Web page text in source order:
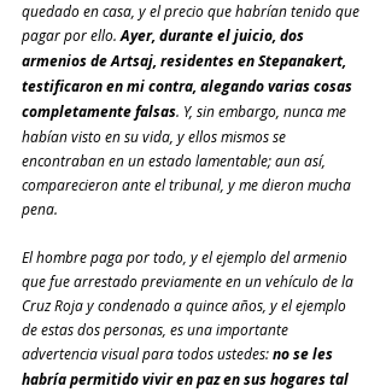
quedado en casa, y el precio que habrían tenido que
pagar por ello. Ayer, durante el juicio, dos
armenios de Artsaj, residentes en Stepanakert,
testificaron en mi contra, alegando varias cosas
completamente falsas. Y, sin embargo, nunca me
habían visto en su vida, y ellos mismos se
encontraban en un estado lamentable; aun así,
comparecieron ante el tribunal, y me dieron mucha
pena.
El hombre paga por todo, y el ejemplo del armenio
que fue arrestado previamente en un vehículo de la
Cruz Roja y condenado a quince años, y el ejemplo
de estas dos personas, es una importante
advertencia visual para todos ustedes: no se les
habría permitido vivir en paz en sus hogares tal